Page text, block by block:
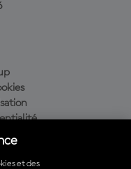
et des